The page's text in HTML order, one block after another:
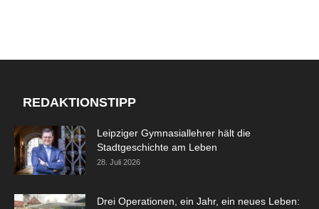
REDAKTIONSTIPP
Leipziger Gymnasiallehrer hält die
Stadtgeschichte am Leben
28. Juli 2026
Drei Operationen, ein Jahr, ein neues Leben: